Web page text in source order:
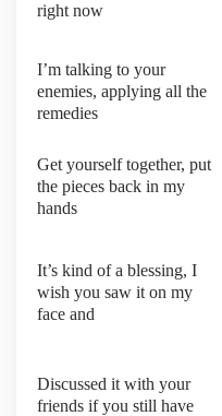
right now
I’m talking to your
enemies, applying all the
remedies
Get yourself together, put
the pieces back in my
hands
It’s kind of a blessing, I
wish you saw it on my
face and
Discussed it with your
friends if you still have